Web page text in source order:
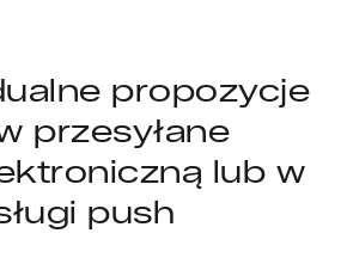
propozycje
przesyłane
lub w
push